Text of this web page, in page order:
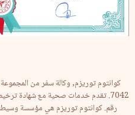
رقم. كوانتوم توريزم هي مؤسسة